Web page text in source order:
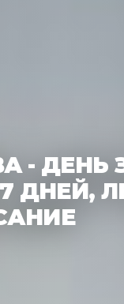
- ДЕНЬ
ДНЕЙ,